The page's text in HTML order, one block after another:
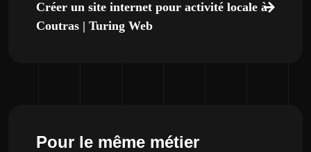
Créer un site internet pour activité locale à
Coutras | Turing Web
Pour le même métier